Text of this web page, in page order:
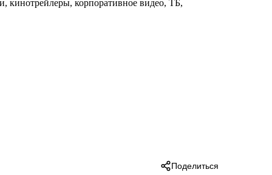
кинотрейлеры, корпоративное видео, ТБ,
Поделиться